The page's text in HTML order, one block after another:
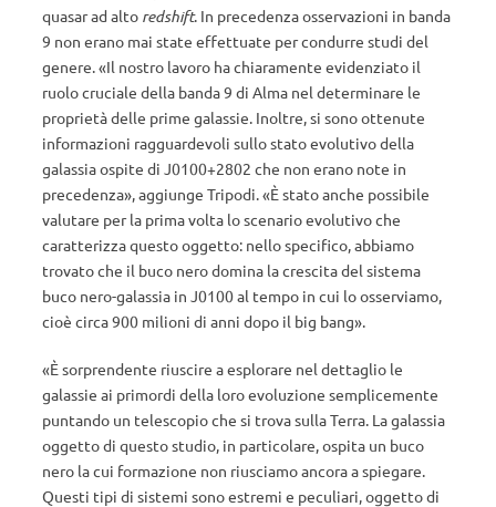
quasar ad alto redshift. In precedenza osservazioni in banda
9 non erano mai state effettuate per condurre studi del
genere. «Il nostro lavoro ha chiaramente evidenziato il
ruolo cruciale della banda 9 di Alma nel determinare le
proprietà delle prime galassie. Inoltre, si sono ottenute
informazioni ragguardevoli sullo stato evolutivo della
galassia ospite di J0100+2802 che non erano note in
precedenza», aggiunge Tripodi. «È stato anche possibile
valutare per la prima volta lo scenario evolutivo che
caratterizza questo oggetto: nello specifico, abbiamo
trovato che il buco nero domina la crescita del sistema
buco nero-galassia in J0100 al tempo in cui lo osserviamo,
cioè circa 900 milioni di anni dopo il big bang».
«È sorprendente riuscire a esplorare nel dettaglio le
galassie ai primordi della loro evoluzione semplicemente
puntando un telescopio che si trova sulla Terra. La galassia
oggetto di questo studio, in particolare, ospita un buco
nero la cui formazione non riusciamo ancora a spiegare.
Questi tipi di sistemi sono estremi e peculiari, oggetto di